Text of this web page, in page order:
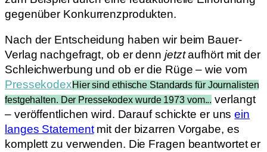
gegenüber Konkurrenzprodukten.
Nach der Entscheidung haben wir beim Bauer-
Verlag nachgefragt, ob er denn jetztaufhört mit der
Schleichwerbung und ob er die Rüge – wie vom
PressekodexHier sind ethische Standards für Journalisten
festgehalten. Der Pressekodex wurde 1973 vom... verlangt
– veröffentlichen wird. Darauf schickte er unsein
langes Statementmit der bizarren Vorgabe, es
komplett zu verwenden. Die Fragen beantwortet er